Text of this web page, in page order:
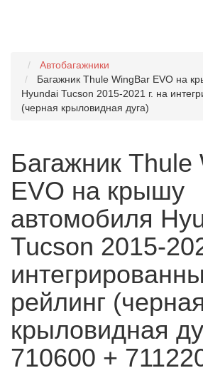
Автобагажники
Багажник Thule WingBar EVO на
Hyundai Tucson 2015-2021 г. на
(черная крыловидная дуга)
Багажник Thule
EVO на крышу
автомобиля
Tucson 2015-
рейлинг (черная
крыловидная
710600 +